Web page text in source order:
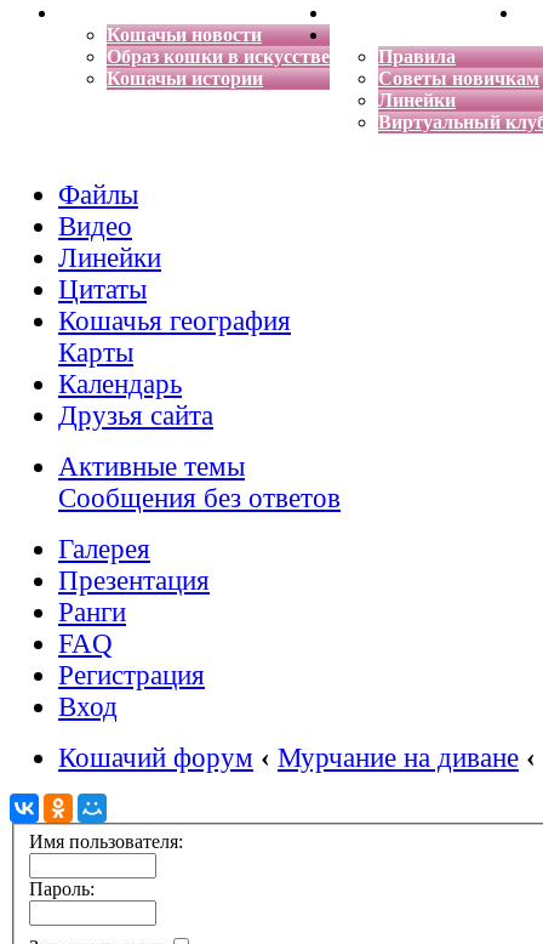
Кошачьи новости
Образ кошки в искусстве
Кошачьи истории
Энциклопедия кошек
Правила
Советы новичкам
Линейки
Виртуальный
Файлы
Видео
Линейки
Цитаты
Кошачья география
Карты
Календарь
Друзья сайта
Активные темы
Сообщения без ответов
Галерея
Презентация
Ранги
FAQ
Регистрация
Вход
Кошачий форум ‹ Мурчание на диване ‹
Имя пользователя:
Пароль: